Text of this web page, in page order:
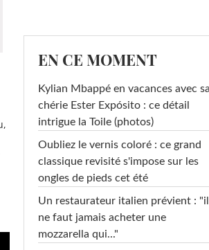
EN CE MOMENT
Kylian Mbappé en vacances avec sa
chérie Ester Expósito : ce détail
intrigue la Toile (photos)
Oubliez le vernis coloré : ce grand
classique revisité s'impose sur les
ongles de pieds cet été
Un restaurateur italien prévient : "il
ne faut jamais acheter une
mozzarella qui..."